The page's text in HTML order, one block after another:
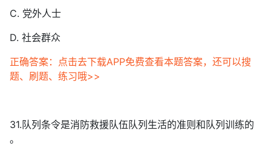
C. 党外人士
D. 社会群众
正确答案：点击去下载APP免费查看本题答案，还可以搜
题、刷题、练习哦>>
31.队列条令是消防救援队伍队列生活的准则和队列训练的
。